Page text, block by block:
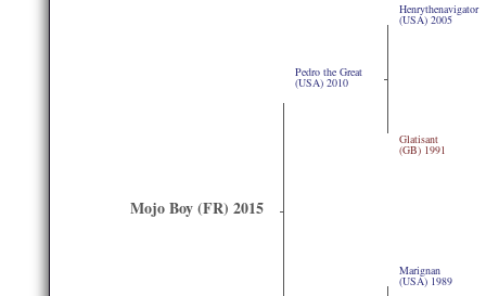
Mojo Boy (FR) 2015
Pedro the Great
(USA) 2010
Henrythenavigator
(USA) 2005
Glatisant
(GB) 1991
Marignan
(USA) 1989